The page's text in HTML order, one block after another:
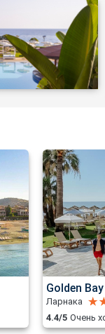
Golden
Ларнака
4.4/5 Очень